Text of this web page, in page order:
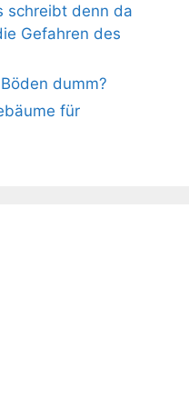
schreibt denn da
Gefahren des
dumm?
für